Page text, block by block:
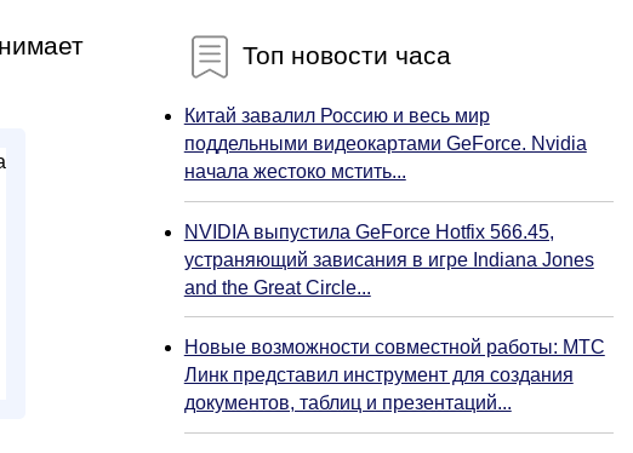
Топ новости часа
Китай завалил Россию и весь мир
поддельными видеокартами GeForce. Nvidia
начала жестоко мстить...
NVIDIA выпустила GeForce Hotfix 566.45,
устраняющий зависания в игре Indiana Jones
and the Great Circle...
Новые возможности совместной работы: МТС
Линк представил инструмент для создания
документов, таблиц и презентаций...